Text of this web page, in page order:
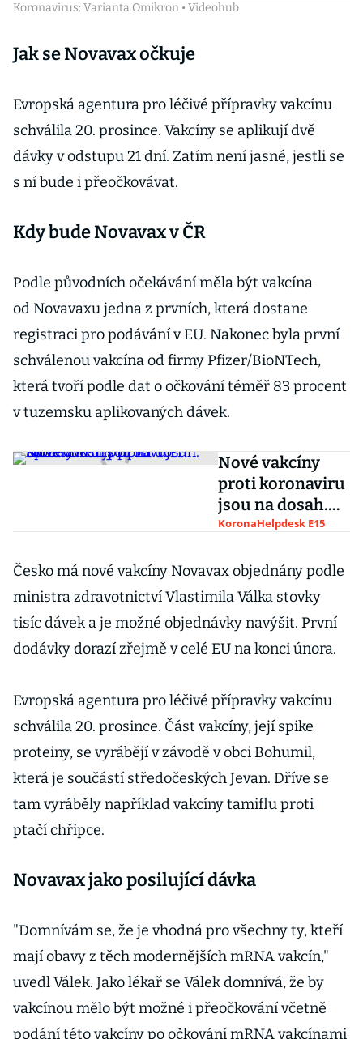
Koronavirus: Varianta Omikron • Videohub
Jak se Novavax očkuje
Evropská agentura pro léčivé přípravky vakcínu
schválila 20. prosince. Vakcíny se aplikují dvě
dávky v odstupu 21 dní. Zatím není jasné, jestli se
s ní bude i přeočkovávat.
Kdy bude Novavax v ČR
Podle původních očekávání měla být vakcína
od Novavaxu jedna z prvních, která dostane
registraci pro podávání v EU. Nakonec byla první
schválenou vakcína od firmy Pfizer/BioNTech,
která tvoří podle dat o očkování téměř 83 procent
v tuzemsku aplikovaných dávek.
Nové vakcíny
proti koronaviru
jsou na dosah.
Společnosti
tablety
KoronaHelpdesk E15
Česko má nové vakcíny Novavax objednány podle
ministra zdravotnictví Vlastimila Válka stovky
tisíc dávek a je možné objednávky navýšit. První
dodávky dorazí zřejmě v celé EU na konci února.
Evropská agentura pro léčivé přípravky vakcínu
schválila 20. prosince. Část vakcíny, její spike
proteiny, se vyrábějí v závodě v obci Bohumil,
která je součástí středočeských Jevan. Dříve se
tam vyráběly například vakcíny tamiflu proti
ptačí chřipce.
Novavax jako posilující dávka
"Domnívám se, že je vhodná pro všechny ty, kteří
mají obavy z těch modernějších mRNA vakcín,"
uvedl Válek. Jako lékař se Válek domnívá, že by
vakcínou mělo být možné i přeočkování včetně
podání této vakcíny po očkování mRNA vakcínami